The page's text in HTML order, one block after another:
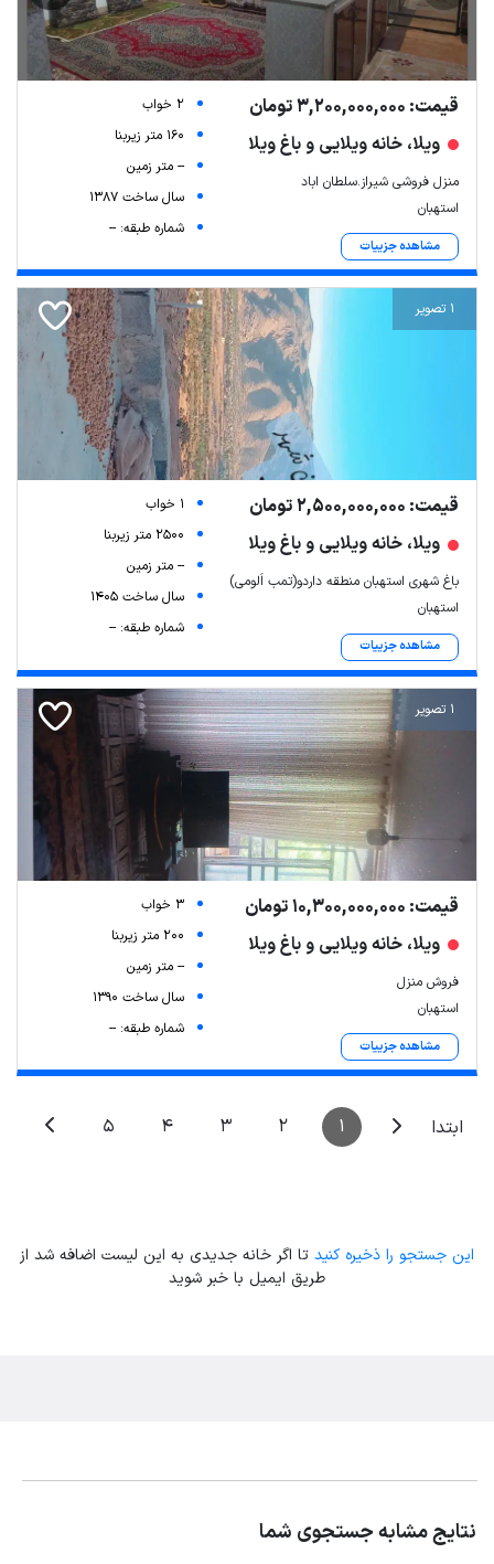
Leaflet| Map data ©ariamarz.com
قیمت: 3,200,000,000 تومان
ویلا، خانه ویلایی و باغ ویلا
منزل فروشی شیراز.سلطان اباد
استهبان
مشاهده جزییات
2 خواب
160 متر زیربنا
-- متر زمین
سال ساخت 1387
شماره طبقه: --
1 تصویر
قیمت: 2,500,000,000 تومان
ویلا، خانه ویلایی و باغ ویلا
باغ شهری استهبان منطقه داردو(تمب اَلومی)
استهبان
مشاهده جزییات
1 خواب
2500 متر زیربنا
-- متر زمین
سال ساخت 1405
شماره طبقه: --
1 تصویر
قیمت: 10,300,000,000 تومان
ویلا، خانه ویلایی و باغ ویلا
فروش منزل
استهبان
مشاهده جزییات
3 خواب
200 متر زیربنا
-- متر زمین
سال ساخت 1390
شماره طبقه: --
ابتدا 1
2
3
4
5
این جستجو را ذخیره کنید تا اگر خانه جدیدی به این لیست اضافه شد از
طریق ایمیل با خبر شوید
نتایج مشابه جستجوی شما